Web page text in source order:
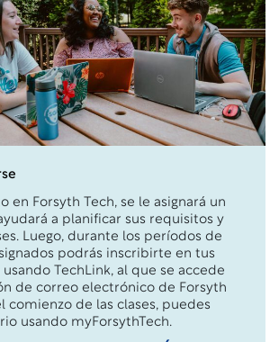
en Forsyth Tech, se le asignará un
a planificar sus requisitos y
Luego, durante los períodos de
podrás inscribirte en tus
TechLink, al que se accede
de correo electrónico de Forsyth
comienzo de las clases, puedes
usando myForsythTech.